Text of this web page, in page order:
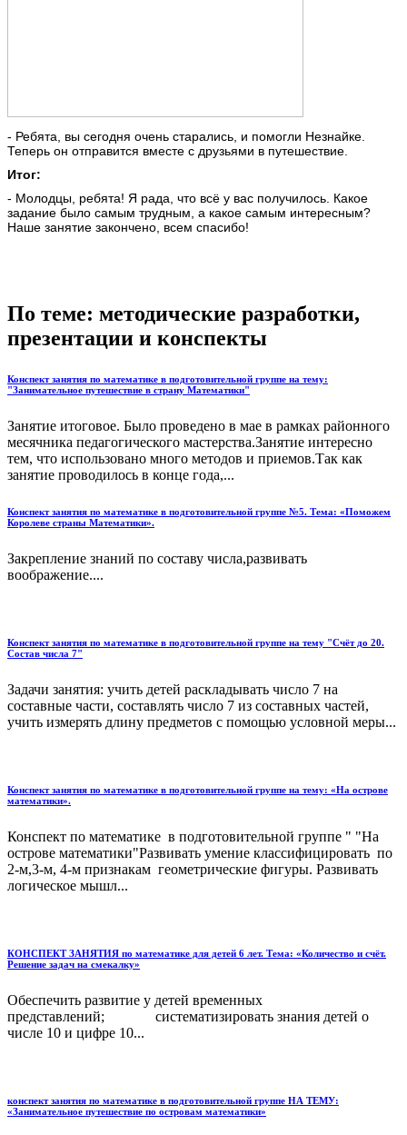
- Ребята, вы сегодня очень старались, и помогли Незнайке.
Теперь он отправится вместе с друзьями в путешествие.
Итог:
- Молодцы, ребята! Я рада, что всё у вас получилось. Какое
задание было самым трудным, а какое самым интересным?
Наше занятие закончено, всем спасибо!
По теме: методические разработки,
презентации и конспекты
Конспект занятия по математике в подготовительной группе на тему:
"Занимательное путешествие в страну Математики"
Занятие итоговое. Было проведено в мае в рамках районного
месячника педагогического мастерства.Занятие интересно
тем, что использовано много методов и приемов.Так как
занятие проводилось в конце года,...
Конспект занятия по математике в подготовительной группе №5. Тема: «Поможем
Королеве страны Математики».
Закрепление знаний по составу числа,развивать
воображение....
Конспект занятия по математике в подготовительной группе на тему "Счёт до 20.
Состав числа 7"
Задачи занятия: учить детей раскладывать число 7 на
составные части, составлять число 7 из составных частей,
учить измерять длину предметов с помощью условной меры...
Конспект занятия по математике в подготовительной группе на тему: «На острове
математики».
Конспект по математике в подготовительной группе " "На
острове математики"Развивать умение классифицировать по
2-м,3-м, 4-м признакам геометрические фигуры. Развивать
логическое мышл...
КОНСПЕКТ ЗАНЯТИЯ по математике для детей 6 лет. Тема: «Количество и счёт.
Решение задач на смекалку»
Обеспечить развитие у детей временных
представлений; систематизировать знания детей о
числе 10 и цифре 10...
конспект занятия по математике в подготовительной группе НА ТЕМУ:
«Занимательное путешествие по островам математики»